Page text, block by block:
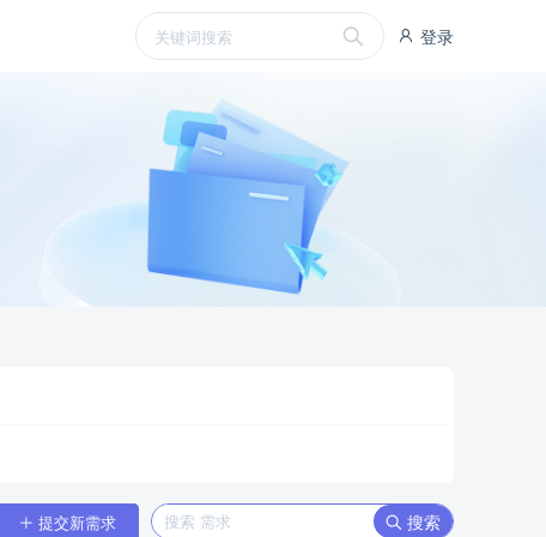
登录
提交新需求 搜索